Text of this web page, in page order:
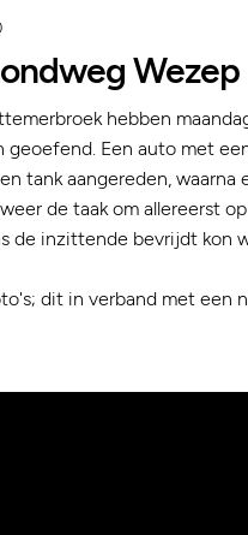
Wezep
hebben
Een auto met
tank aangereden, waarna
de taak om allereerst
de inzittende bevrijdt kon
dit in verband met